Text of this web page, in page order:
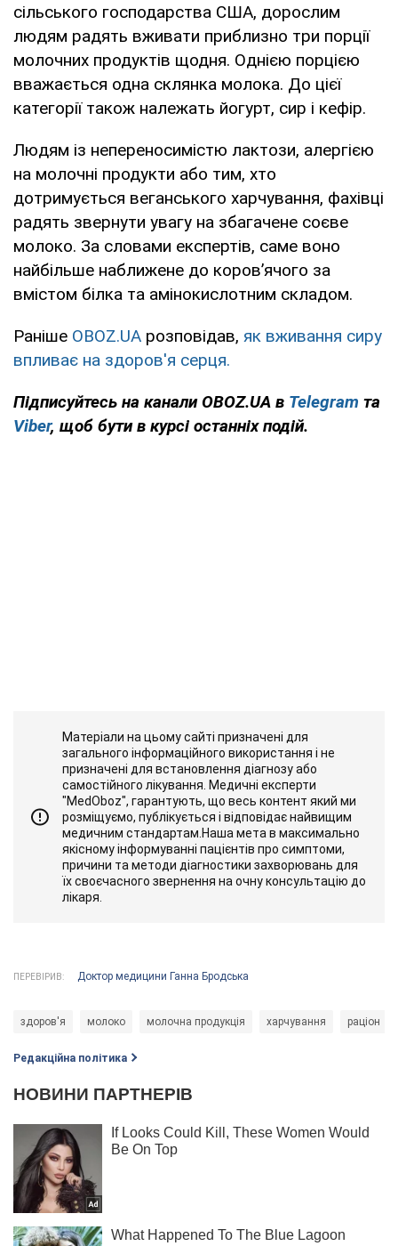
сільського господарства США, дорослим
людям радять вживати приблизно три порції
молочних продуктів щодня. Однією порцією
вважається одна склянка молока. До цієї
категорії також належать йогурт, сир і кефір.
Людям із непереносимістю лактози, алергією
на молочні продукти або тим, хто
дотримується веганського харчування, фахівці
радять звернути увагу на збагачене соєве
молоко. За словами експертів, саме воно
найбільше наближене до коров’ячого за
вмістом білка та амінокислотним складом.
Раніше OBOZ.UA розповідав, як вживання сиру
впливає на здоров'я серця.
Підписуйтесь на канали OBOZ.UA в Telegram та
Viber, щоб бути в курсі останніх подій.
Матеріали на цьому сайті призначені для
загального інформаційного використання і не
призначені для встановлення діагнозу або
самостійного лікування. Медичні експерти
"MedOboz", гарантують, що весь контент який ми
розміщуємо, публікується і відповідає найвищим
медичним стандартам.Наша мета в максимально
якісному інформуванні пацієнтів про симптоми,
причини та методи діагностики захворювань для
їх своєчасного звернення на очну консультацію до
лікаря.
ПЕРЕВІРИВ: Доктор медицини Ганна Бродська
здоров'я молоко молочна продукція харчування раціон
Редакційна політика